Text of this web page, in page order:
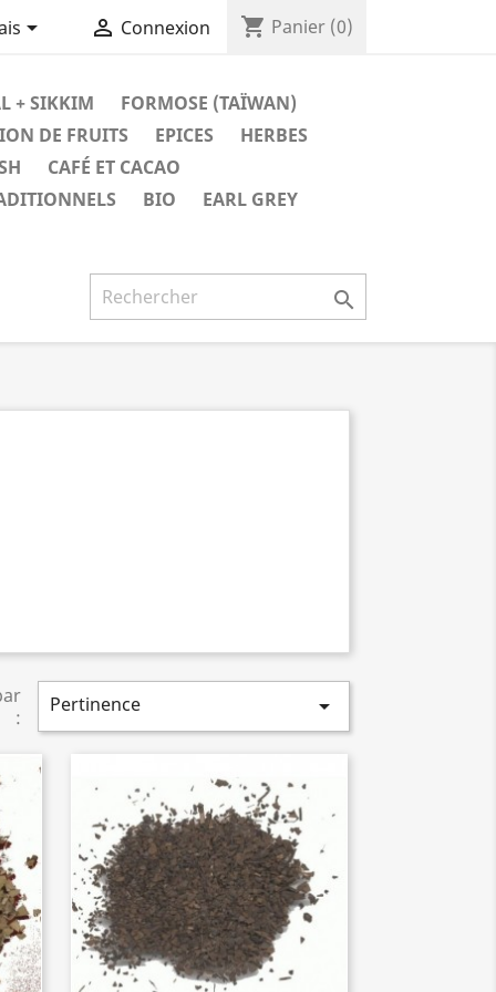
  Connexion shopping_cart Panier (0)
+ SIKKIM
FORMOSE (TAÏWAN)
DE FRUITS EPICES
HERBES
CAFÉ ET CACAO
BIO
EARL GREY

:
Pertinence 